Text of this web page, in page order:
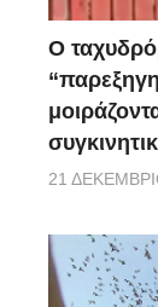
Ο
21